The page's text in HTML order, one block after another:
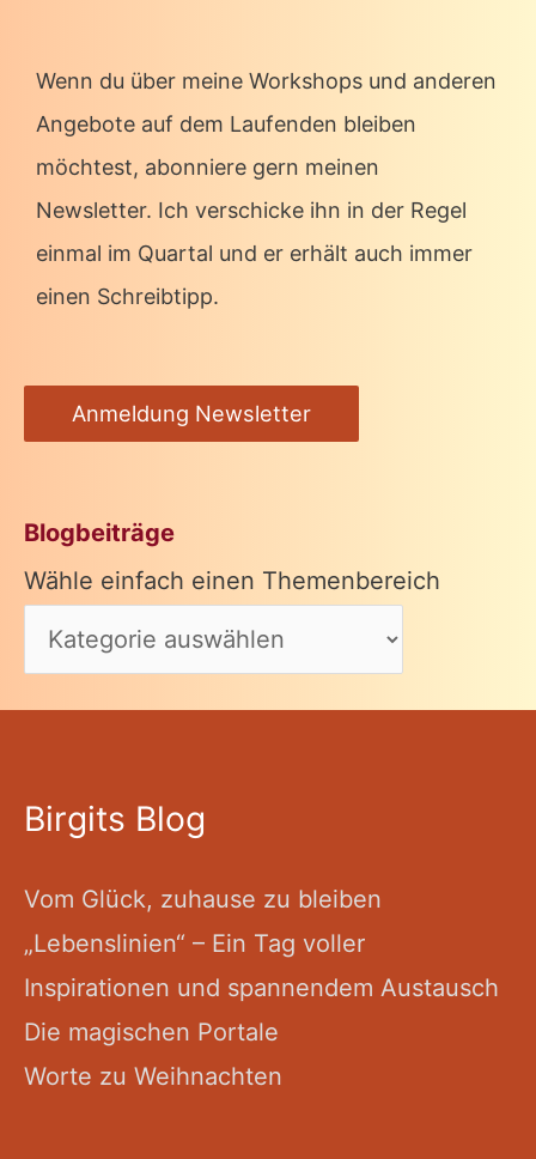
Wenn du über meine Workshops und anderen
Angebote auf dem Laufenden bleiben
möchtest, abonniere gern meinen
Newsletter. Ich verschicke ihn in der Regel
einmal im Quartal und er erhält auch immer
einen Schreibtipp.
Anmeldung Newsletter
Blogbeiträge
Wähle einfach einen Themenbereich
Birgits Blog
Vom Glück, zuhause zu bleiben
„Lebenslinien“ – Ein Tag voller
Inspirationen und spannendem Austausch
Die magischen Portale
Worte zu Weihnachten